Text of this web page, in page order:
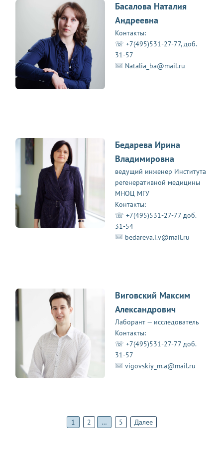
Басалова Наталия
Андреевна
Контакты:
☏ +7(495)531-27-77, доб.
31-57
Natalia_ba@mail.ru
Бедарева Ирина
Владимировна
ведущий инженер Института
регенеративной медицины
МНОЦ МГУ
Контакты:
☏ +7(495)531-27-77 доб.
31-54
bedareva.i.v@mail.ru
Виговский Максим
Александрович
Лаборант — исследователь
Контакты:
☏ +7(495)531-27-77 доб.
31-57
vigovskiy_m.a@mail.ru
1 2 … 5 Далее